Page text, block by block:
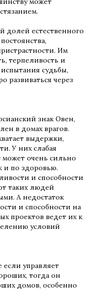
долей естественного
Им
терпеливость и
судьбы,
развиваться через
знак Овен,
в домах врагов.
выдержки,
У них слабая
может очень сильно
и по здоровью.
и способности
таких людей
А недостаток
и способности на
проектов ведет их к
условий
если управляет
тогда он
домов, особенно